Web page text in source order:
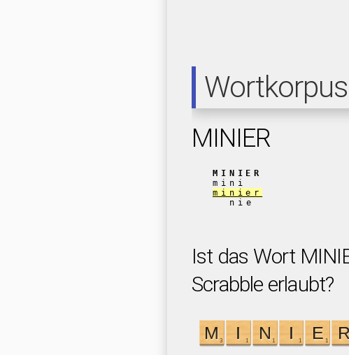
Wortkorpus
MINIER
MINIER
mini
minier
nie
Ist das Wort
Scrabble erlaubt?